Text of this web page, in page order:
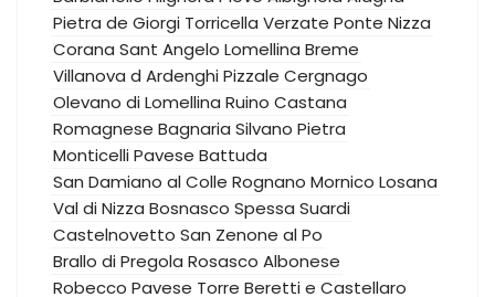
Pietra de Giorgi Torricella Verzate Ponte Nizza
Corana Sant Angelo Lomellina Breme
Villanova d ArdenghiPizzale Cergnago
Olevano di Lomellina Ruino Castana
Romagnese Bagnaria Silvano Pietra
Monticelli Pavese Battuda
San Damiano al Colle Rognano Mornico Losana
Val di Nizza Bosnasco Spessa Suardi
Castelnovetto San Zenone al Po
Brallo di Pregola Rosasco Albonese
Robecco Pavese Torre Beretti e Castellaro